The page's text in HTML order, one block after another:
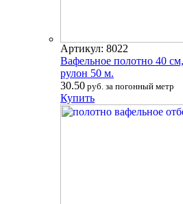
Артикул: 8022
Вафельное полотно 40
рулон 50 м.
30.50 руб. за погонный метр
Купить